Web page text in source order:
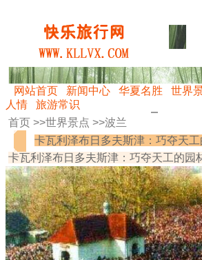
网站首页 新闻中心 华夏名胜 世界
人情
旅游常识
首页 >>世界景点 >>波兰
卡瓦利泽布日多夫斯津：巧夺天工
卡瓦利泽布日多夫斯津：巧夺天工的园